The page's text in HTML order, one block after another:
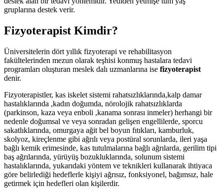
gruplarına destek verir.
Fizyoterapist Kimdir?
Üniversitelerin dört yıllık fizyoterapi ve rehabilitasyon
fakültelerinden mezun olarak teşhisi konmuş hastalara tedavi
programları oluşturan meslek dalı uzmanlarına ise fizyoterapist
denir.
Fizyoterapistler, kas iskelet sistemi rahatsızlıklarında,kalp damar
hastalıklarında ,kadın doğumda, nörolojik rahatsızlıklarda
(parkinson, kaza veya enboli ,kanama sonrası inmeler) herhangi bir
nedenle doğumsal ve veya sonradan gelişen engellilerde, sporcu
sakatlıklarında, omurgaya ağit bel boyun fıtıkları, kamburluk,
skolyoz, kireçlenme gibi ağrılı veya postüral sorunlarda, ileri yaşa
bağlı kemik erimesinde, kas tutulmalarına bağlı ağrılarda, gerilim tipi
baş ağrılarında, yürüyüş bozukluklarında, solunum sistemi
hastalıklarında, yukarıdaki yöntem ve teknikleri kullanarak ihtiyaca
göre belirlediği hedeflerle kişiyi ağrısız, fonksiyonel, bağımsız, hale
getirmek için hedefleri olan kişilerdir.